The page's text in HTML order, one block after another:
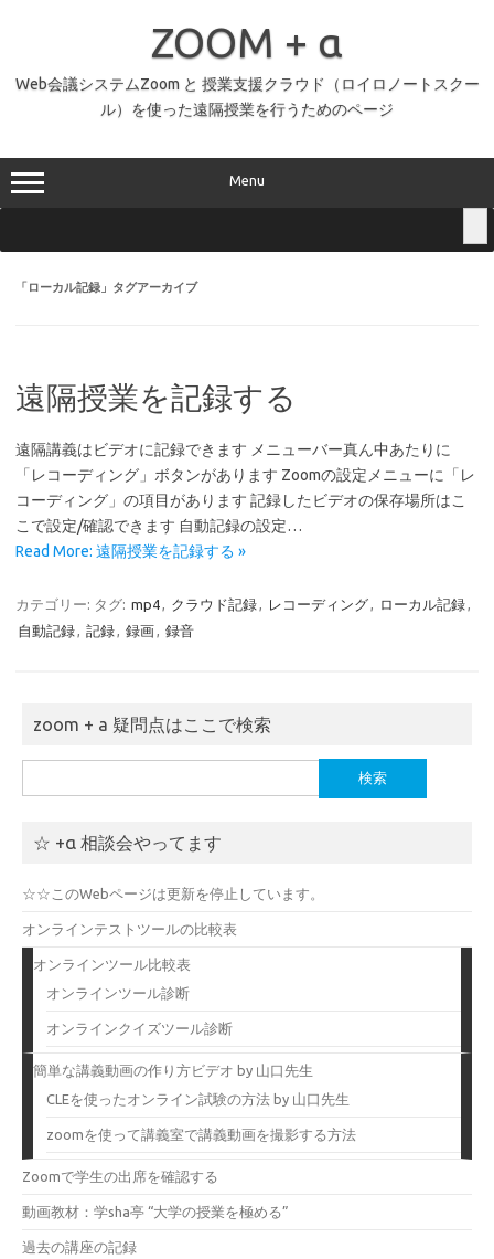
ZOOM + α
Web会議システムZoom と 授業支援クラウド（ロイロノートスクー
ル）を使った遠隔授業を行うためのページ
Menu
「ローカル記録 」タグアーカイブ
遠隔授業を記録する
遠隔講義はビデオに記録できます メニューバー真ん中あたりに
「レコーディング」ボタンがあります Zoomの設定メニューに「レ
コーディング」の項目があります 記録したビデオの保存場所はこ
こで設定/確認できます 自動記録の設定…
Read More: 遠隔授業を記録する »
カテゴリー: タグ: mp4, クラウド記録, レコーディング, ローカル記録,
自動記録, 記録, 録画, 録音
zoom + a 疑問点はここで検索
索:
☆ +α 相談会やってます
☆☆このWebページは更新を停止しています。
オンラインテストツールの比較表
オンラインツール比較表
オンラインツール診断
オンラインクイズツール診断
簡単な講義動画の作り方ビデオ by 山口先生
CLEを使ったオンライン試験の方法 by 山口先生
zoomを使って講義室で講義動画を撮影する方法
Zoomで学生の出席を確認する
動画教材：学sha亭 “大学の授業を極める”
過去の講座の記録